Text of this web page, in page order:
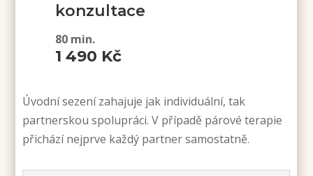
konzultace
80 min.
1 490 Kč
Úvodní sezení zahajuje jak individuální, tak
partnerskou spolupráci. V případě párové terapie
přichází nejprve každý partner samostatně.